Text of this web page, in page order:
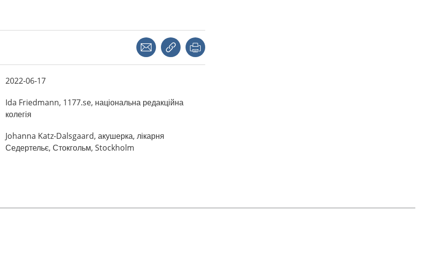
Share with a friend
Copy link
2022-06-17
Ida Friedmann, 1177.se, національна редакційна
колегія
Johanna Katz-Dalsgaard, акушерка, лікарня
Седертельє, Стокгольм, Stockholm